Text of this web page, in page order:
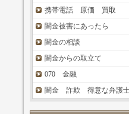
携帯電話 原価 買取
闇金被害にあったら
闇金の相談
闇金からの取立て
070 金融
闇金 詐欺 得意な弁護